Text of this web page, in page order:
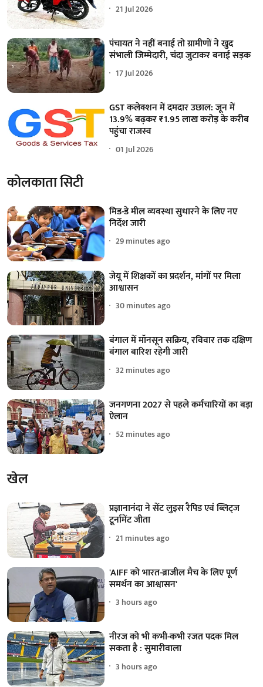
21 Jul 2026
पंचायत ने नहीं बनाई तो ग्रामीणों ने खुद
संभाली जिम्मेदारी, चंदा जुटाकर बनाई सड़क
17 Jul 2026
GST कलेक्शन में दमदार उछाल: जून में
13.9% बढ़कर ₹1.95 लाख करोड़ के करीब
पहुंचा राजस्व
01 Jul 2026
कोलकाता सिटी
मिड-डे मील व्यवस्था सुधारने के लिए नए
निर्देश जारी
29 minutes ago
जेयू में शिक्षकों का प्रदर्शन, मांगों पर मिला
आश्वासन
30 minutes ago
बंगाल में मॉनसून सक्रिय, रविवार तक दक्षिण
बंगाल बारिश रहेगी जारी
32 minutes ago
जनगणना 2027 से पहले कर्मचारियों का बड़ा
ऐलान
52 minutes ago
खेल
प्रज्ञानानंदा ने सेंट लुइस रैपिड एवं ब्लिट्ज
टूर्नामेंट जीता
21 minutes ago
'AIFF को भारत-ब्राजील मैच के लिए पूर्ण
समर्थन का आश्वासन'
3 hours ago
नीरज को भी कभी-कभी रजत पदक मिल
सकता है : सुमारीवाला
3 hours ago